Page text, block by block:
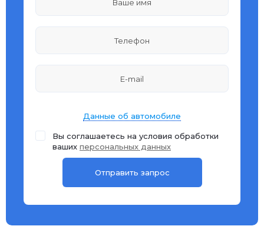
Данные об автомобиле
Вы соглашаетесь на условия обработки
ваших персональных данных